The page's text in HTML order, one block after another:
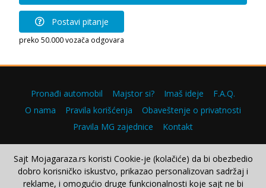
Postavi pitanje
preko 50.000 vozača odgovara
Pronađi automobil Majstor si? Imaš ideje
F.A.Q.
O nama
Pravila korišćenja
Obaveštenje o privatnosti
Pravila MG zajednice
Kontakt
Copyright © 2000–2026.
Sajt Mojagaraza.rs koristi Cookie-je (kolačiće) da bi obezbedio
dobro korisničko iskustvo, prikazao personalizovan sadržaj i
reklame, i omogućio druge funkcionalnosti koje sajt ne bi